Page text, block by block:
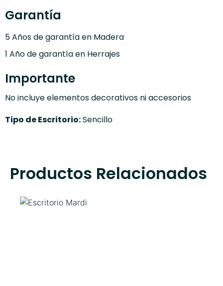
Garantía
5 Años de garantía en Madera
1 Año de garantía en Herrajes
Importante
No incluye elementos decorativos ni accesorios
Tipo de Escritorio:Sencillo
Productos Relacionados